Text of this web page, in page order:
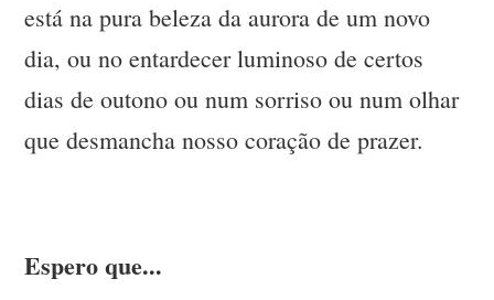
está na pura beleza da aurora de um novo
dia, ou no entardecer luminoso de certos
dias de outono ou num sorriso ou num olhar
que desmancha nosso coração de prazer.
Espero que...